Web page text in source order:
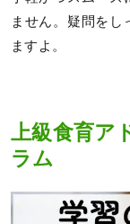
ません。疑問を
ますよ。
上級食育ア
ラム